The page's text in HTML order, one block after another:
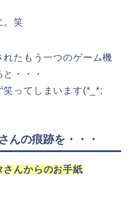
。笑
たもう一つのゲーム機
・・・
ってしまいます(*_*;
んの痕跡を・・・
さんからのお手紙